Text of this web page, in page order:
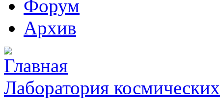
Форум
Архив
Лаборатория